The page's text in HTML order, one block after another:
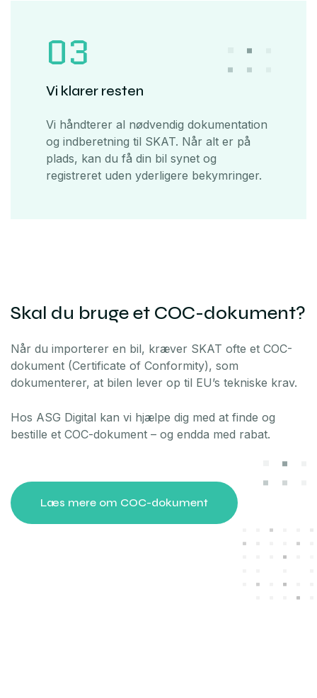
03
Vi klarer resten
Vi håndterer al nødvendig dokumentation
og indberetning til SKAT. Når alt er på
plads, kan du få din bil synet og
registreret uden yderligere bekymringer.
Skal du bruge et COC-dokument?
Når du importerer en bil, kræver SKAT ofte et COC-
dokument (Certificate of Conformity), som
dokumenterer, at bilen lever op til EU’s tekniske krav.
Hos ASG Digital kan vi hjælpe dig med at finde og
bestille et COC-dokument – og endda med rabat.
Læs mere om COC-dokument